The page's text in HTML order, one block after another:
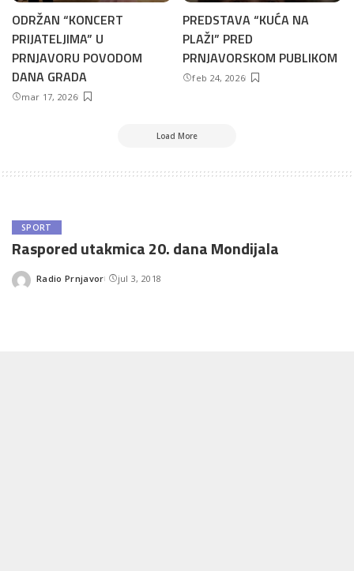
ODRŽAN “KONCERT
PRIJATELJIMA” U
PRNJAVORU POVODOM
DANA GRADA
mar 17, 2026
PREDSTAVA “KUĆA NA
PLAŽI” PRED
PRNJAVORSKOM PUBLIKOM
feb 24, 2026
Load More
SPORT
Raspored utakmica 20. dana Mondijala
Posted
Radio Prnjavor jul 3, 2018